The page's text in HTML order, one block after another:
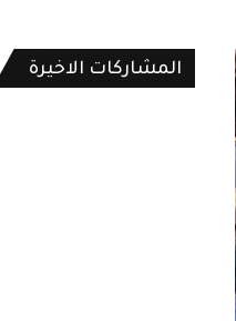
المشاركات الاخيرة